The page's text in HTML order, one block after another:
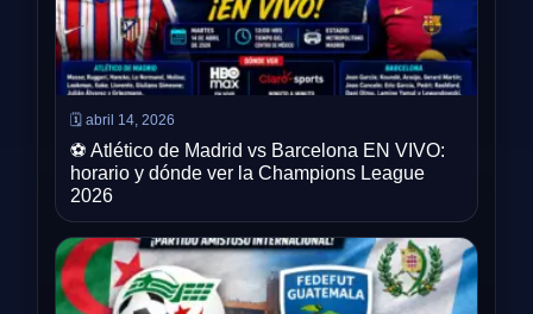
🗓️ abril 14, 2026
⚽ Atlético de Madrid vs Barcelona EN VIVO:
horario y dónde ver la Champions League
2026